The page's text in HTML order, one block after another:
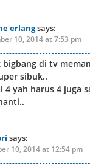
erlangsays:
10, 2014 at 7:53 pm
di tv
sibuk..
4 yah harus 4 juga
says:
10, 2014 at 12:54 pm